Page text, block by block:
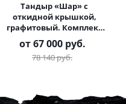
Тандыр «Шар» с
откидной крышкой,
графитовый. Комплект
Гурман
от67 000 руб.
78 140 руб.